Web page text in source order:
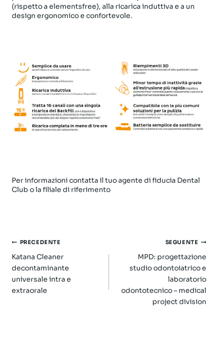
(rispetto a elementsfree), alla ricarica induttiva e a un
design ergonomico e confortevole.
Per informazioni contatta il tuo agente di fiducia Dental
Club o la filiale di riferimento
Navigazione
articoli
PRECEDENTE
Katana Cleaner
decontaminante
universale intra e
extraorale
SEGUENTE
MPD: progettazione
studio odontoiatrico e
laboratorio
odontotecnico – medical
project division